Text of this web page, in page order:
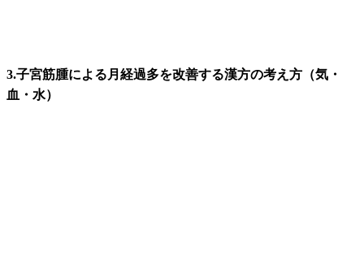
3.子宮筋腫による月経過多を改善する漢方の考え方（気・
血・水）